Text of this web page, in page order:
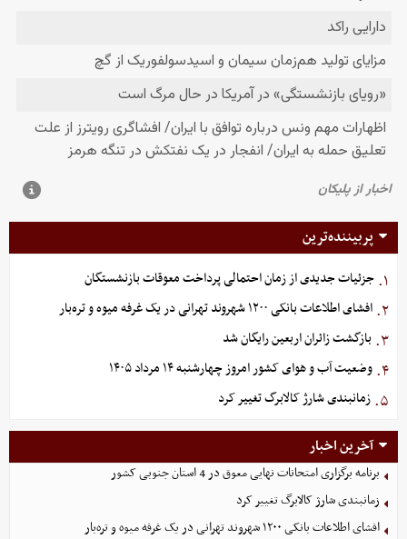
پربیننده‌ترین
۱. جزئیات جدیدی از زمان احتمالی پرداخت معوقات بازنشستگان
۲. افشای اطلاعات بانکی ۱۲۰۰ شهروند تهرانی در یک غرفه میوه و تره‌بار
۳. بازگشت زائران اربعین رایگان شد
۴. وضعیت آب و هوای کشور امروز چهارشنبه ۱۴ مرداد ۱۴۰۵
۵. زمانبندی شارژ کالابرگ تغییر کرد
آخرین اخبار
برنامه برگزاری امتحانات نهایی معوق در 4 استان جنوبی کشور
زمانبندی شارژ کالابرگ تغییر کرد
افشای اطلاعات بانکی ۱۲۰۰ شهروند تهرانی در یک غرفه میوه و تره‌بار